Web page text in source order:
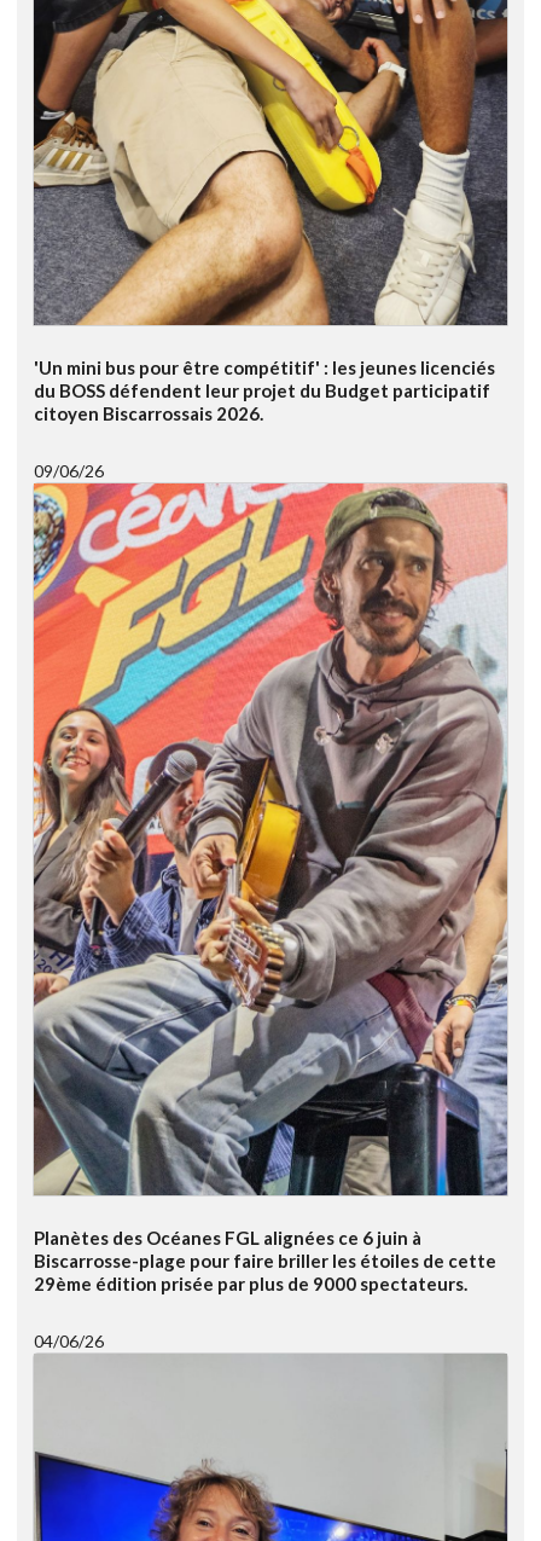
'Un mini bus pour être compétitif' : les jeunes licenciés
du BOSS défendent leur projet du Budget participatif
citoyen Biscarrossais 2026.
09/06/26
Planètes des Océanes FGL alignées ce 6 juin à
Biscarrosse-plage pour faire briller les étoiles de cette
29ème édition prisée par plus de 9000 spectateurs.
04/06/26